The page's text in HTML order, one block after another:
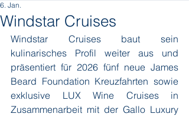
Windstar Cruises
6. Jan.
Windstar Cruises baut sein
kulinarisches Profil weiter aus und
präsentiert für 2026 fünf neue James
Beard Foundation Kreuzfahrten sowie
exklusive LUX Wine Cruises in
Zusammenarbeit mit der Gallo Luxury